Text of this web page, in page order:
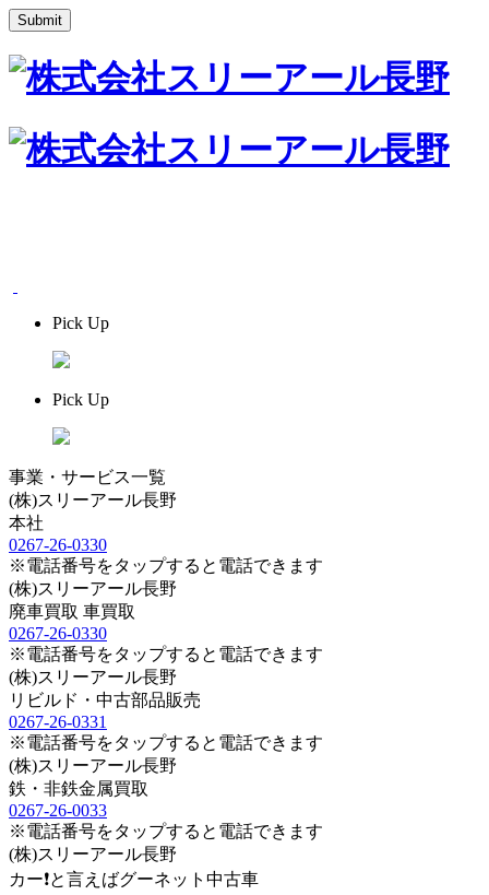
Submit
Pick Up
Pick Up
事業・サービス一覧
(株)スリーアール長野
本社
0267-26-0330
※電話番号をタップすると電話できます
(株)スリーアール長野
廃車買取 車買取
0267-26-0330
※電話番号をタップすると電話できます
(株)スリーアール長野
リビルド・中古部品販売
0267-26-0331
※電話番号をタップすると電話できます
(株)スリーアール長野
鉄・非鉄金属買取
0267-26-0033
※電話番号をタップすると電話できます
(株)スリーアール長野
カー❗と言えばグーネット中古車